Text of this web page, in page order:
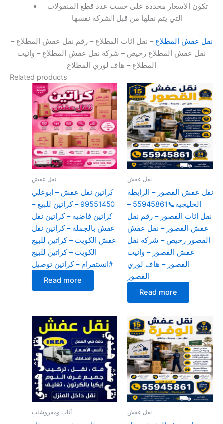
تكون الأسعار محددة على حسب عدد قطع المنقولات
التي يتم نقلها من قبل الشركة نفسها
نقل عفش المطلاع – نقل اثاث المطلاع – رقم نقل عفش المطلاع –
نقل عفش المطلاع رخيص – شركة نقل عفش المطلاع – وانيت
المطلاع – هاف لوري المطلاع
Related products
نقل عفش
كراتين نقل عفش – ابوعلي
99551450 – كراتين للبيع –
كراتين فاضية – كراتين نقل
عفش بالجمله – كراتين نقل
عفش الكويت – كراتين للبيع
الكويت – كراتين للبيع
#انستقرام – كراتين توصيل
Read more
نقل عفش
نقل عفش القصور – الرابطة
الخليجية📞55945861 –
نقل اثاث القصور – رقم نقل
عفش القصور – نقل عفش
القصور رخيص – شركة نقل
عفش القصور – وانيت
القصور – هاف لوري
القصور
Read more
أثاث ومفروشات نقل عفش